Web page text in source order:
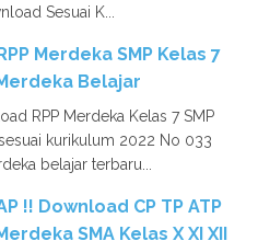
Sesuai K...
Merdeka SMP Kelas 7
Belajar
RPP Merdeka Kelas 7 SMP
kurikulum 2022 No 033
belajar terbaru...
!! Download CP TP ATP
SMA Kelas X XI XII